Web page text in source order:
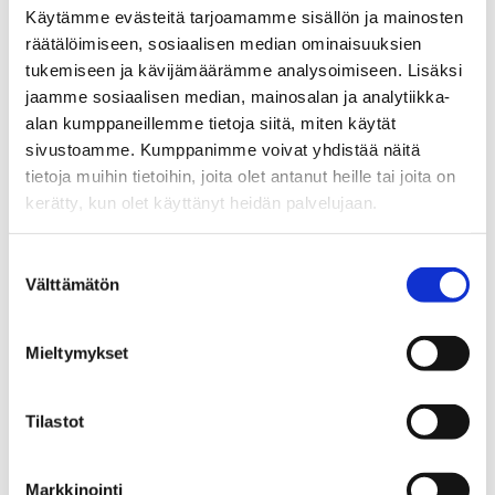
Käytämme evästeitä tarjoamamme sisällön ja mainosten
räätälöimiseen, sosiaalisen median ominaisuuksien
tukemiseen ja kävijämäärämme analysoimiseen. Lisäksi
jaamme sosiaalisen median, mainosalan ja analytiikka-
alan kumppaneillemme tietoja siitä, miten käytät
sivustoamme. Kumppanimme voivat yhdistää näitä
tietoja muihin tietoihin, joita olet antanut heille tai joita on
kerätty, kun olet käyttänyt heidän palvelujaan.
valinta
Välttämätön
Mieltymykset
Tilastot
Markkinointi
salaisuudeksi!
Urheilua olohuoneeseen
Kiekkoystäville seurattavaa löytyy myös Maxivisionin
kattavasta kanavatarjonnasta. PyhäNetin 1G Supernetti-
palveluun sisältyy automaattisesti kaksi Maxivisionin
Peruspalvelu-kanavapakettia, mutta laajemmin urheilua
pääsee seuraamaan erilaisten kanavapakettien kautta.
Kanavapaketit sisältävät esimerkiksi jalkapalloa,
kaikki lätkän liigapelit. Tilauksen voit tehdä kuukausittain tai
Ja mikäli urheilu ei ole perheen jokaisen jäsenen